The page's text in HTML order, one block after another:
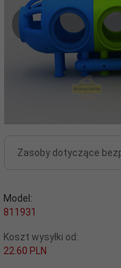
Zasoby dotyczące
Model:
811931
Koszt wysyłki od:
22.60 PLN